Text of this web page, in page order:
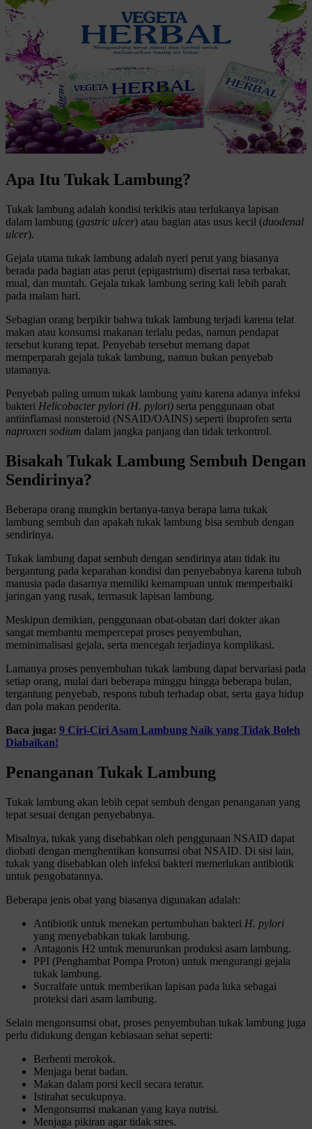
Apa Itu Tukak Lambung?
Tukak lambung adalah kondisi terkikis atau terlukanya lapisan
dalam lambung (gastric ulcer) atau bagian atas usus kecil (duodenal
ulcer).
Gejala utama tukak lambung adalah nyeri perut yang biasanya
berada pada bagian atas perut (epigastrium) disertai rasa terbakar,
mual, dan muntah. Gejala tukak lambung sering kali lebih parah
pada malam hari.
Sebagian orang berpikir bahwa tukak lambung terjadi karena telat
makan atau konsumsi makanan terlalu pedas, namun pendapat
tersebut kurang tepat. Penyebab tersebut memang dapat
memperparah gejala tukak lambung, namun bukan penyebab
utamanya.
Penyebab paling umum tukak lambung yaitu karena adanya infeksi
bakteri Helicobacter pylori (H. pylori) serta penggunaan obat
antiinflamasi nonsteroid (NSAID/OAINS) seperti ibuprofen serta
naproxen sodium dalam jangka panjang dan tidak terkontrol.
Bisakah Tukak Lambung Sembuh Dengan
Sendirinya?
Beberapa orang mungkin bertanya-tanya berapa lama tukak
lambung sembuh dan apakah tukak lambung bisa sembuh dengan
sendirinya.
Tukak lambung dapat sembuh dengan sendirinya atau tidak itu
bergantung pada keparahan kondisi dan penyebabnya karena tubuh
manusia pada dasarnya memiliki kemampuan untuk memperbaiki
jaringan yang rusak, termasuk lapisan lambung.
Meskipun demikian, penggunaan obat-obatan dari dokter akan
sangat membantu mempercepat proses penyembuhan,
meminimalisasi gejala, serta mencegah terjadinya komplikasi.
Lamanya proses penyembuhan tukak lambung dapat bervariasi pada
setiap orang, mulai dari beberapa minggu hingga beberapa bulan,
tergantung penyebab, respons tubuh terhadap obat, serta gaya hidup
dan pola makan penderita.
Baca juga: 9 Ciri-Ciri Asam Lambung Naik yang Tidak Boleh
Diabaikan!
Penanganan Tukak Lambung
Tukak lambung akan lebih cepat sembuh dengan penanganan yang
tepat sesuai dengan penyebabnya.
Misalnya, tukak yang disebabkan oleh penggunaan NSAID dapat
diobati dengan menghentikan konsumsi obat NSAID. Di sisi lain,
tukak yang disebabkan oleh infeksi bakteri memerlukan antibiotik
untuk pengobatannya.
Beberapa jenis obat yang biasanya digunakan adalah:
Antibiotik untuk menekan pertumbuhan bakteri H. pylori
yang menyebabkan tukak lambung.
Antagonis H2 untuk menurunkan produksi asam lambung.
PPI (Penghambat Pompa Proton) untuk mengurangi gejala
tukak lambung.
Sucralfate untuk memberikan lapisan pada luka sebagai
proteksi dari asam lambung.
Selain mengonsumsi obat, proses penyembuhan tukak lambung juga
perlu didukung dengan kebiasaan sehat seperti:
Berhenti merokok.
Menjaga berat badan.
Makan dalam porsi kecil secara teratur.
Istirahat secukupnya.
Mengonsumsi makanan yang kaya nutrisi.
Menjaga pikiran agar tidak stres.